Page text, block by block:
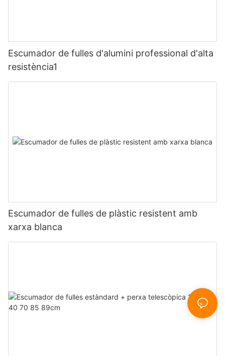
Escumador de fulles d'alumini professional d'alta
resistència1
Escumador de fulles de plàstic resistent amb
xarxa blanca